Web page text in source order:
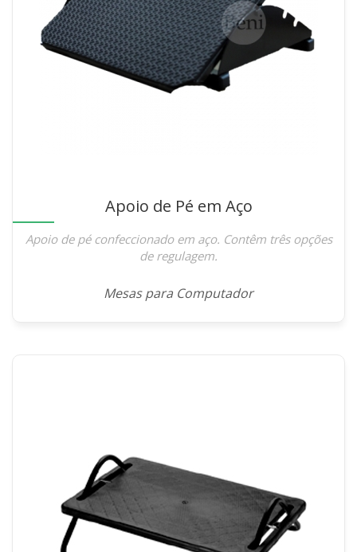
Apoio de Pé em Aço
Apoio de pé confeccionado em aço. Contêm três opções
de regulagem.
Mesas para Computador